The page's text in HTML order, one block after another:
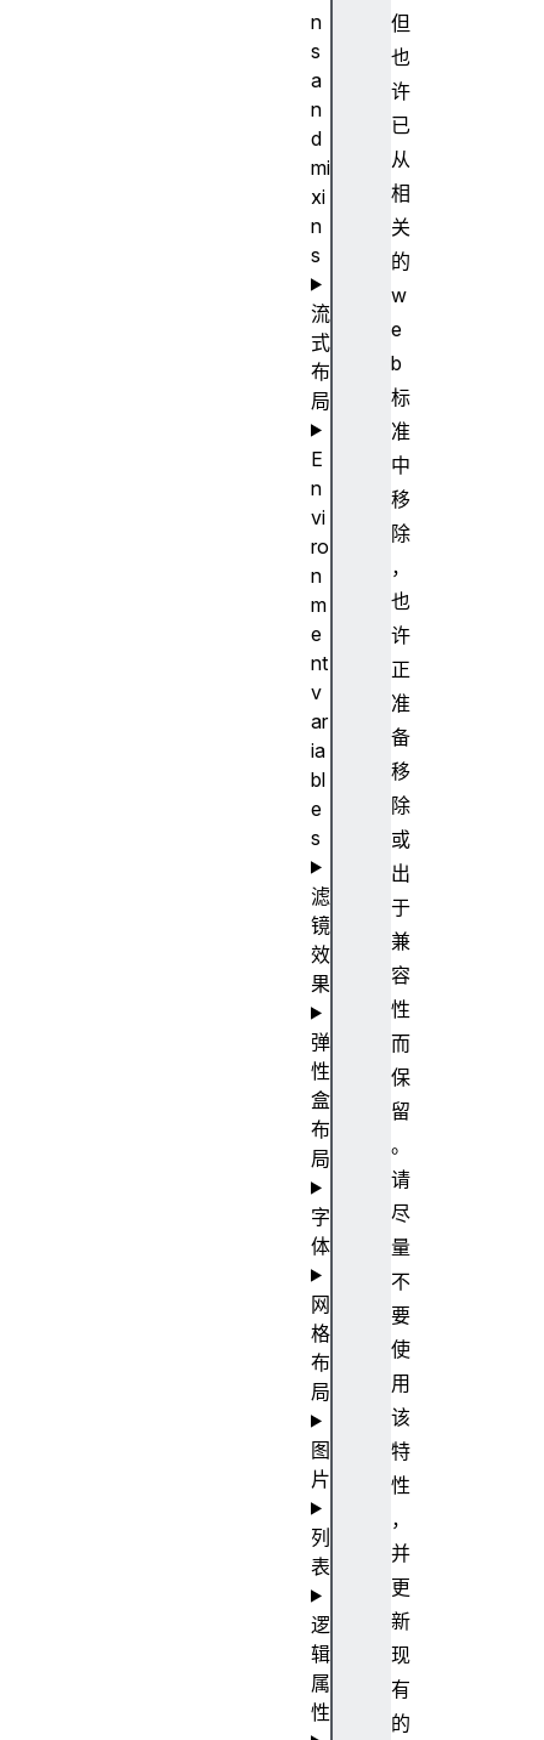
但
也
许
已
从
相
关
的
w
e
b
标
准
中
移
除
，
也
许
正
准
备
移
除
或
出
于
兼
容
性
而
保
留
。
请
尽
量
不
要
使
用
该
特
性
，
并
更
新
现
有
的
n
s
a
n
d
mi
xi
n
s
流
式
布
局
E
n
vi
ro
n
m
e
nt
v
ar
ia
bl
e
s
滤
镜
效
果
弹
性
盒
布
局
字
体
网
格
布
局
图
片
列
表
逻
辑
属
性